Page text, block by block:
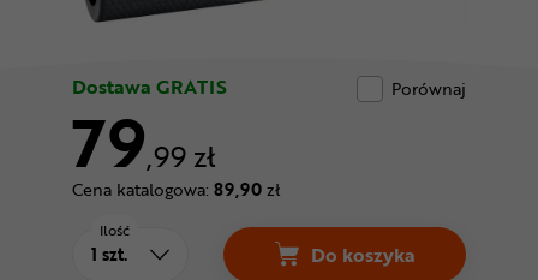
Dostawa GRATIS Porównaj
79,99 zł
Cena katalogowa: 89,90zł
Ilość
Do koszyka
Gripy ODI F1 Vapor